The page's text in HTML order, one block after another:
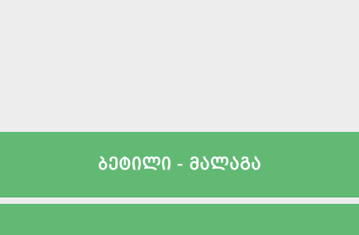
ბეტილი - მალაგა